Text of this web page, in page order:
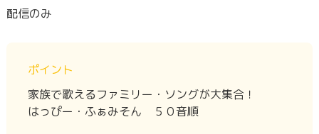
配信のみ
ポイント
家族で歌えるファミリー・ソングが大集合！
はっぴー・ふぁみそん ５０音順